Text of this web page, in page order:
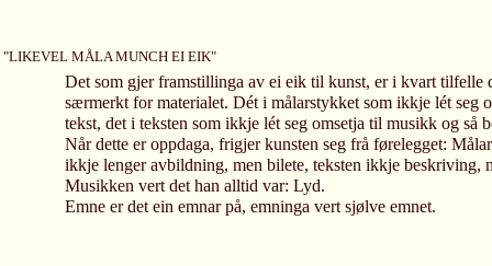
"LIKEVEL MÅLA MUNCH EI EIK"
Det som gjer framstillinga av ei eik til kunst, er i kvart tilfelle
særmerkt for materialet. Dét i målarstykket som ikkje lét seg
tekst, det i teksten som ikkje lét seg omsetja til musikk og så
Når dette er oppdaga, frigjer kunsten seg frå førelegget:
ikkje lenger avbildning, men bilete, teksten ikkje beskriving,
Musikken vert det han alltid var: Lyd.
Emne er det ein emnar på, emninga vert sjølve emnet.